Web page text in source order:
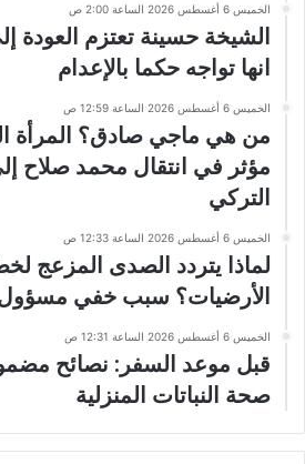
الخميس 6 أغسطس 2026 الساعة 2:00 ص
الشيخة حسينة تعتزم العودة
انها تواجه حكما بالإعدام
الخميس 6 أغسطس 2026 الساعة 12:59 ص
من هي ماجي صادق؟ المرأة
مؤثر في انتقال محمد صلاح
التركي
الخميس 6 أغسطس 2026 الساعة 12:33 ص
لماذا يتردد الصدى المزعج
الأرضيات؟ سبب خفي
الخميس 6 أغسطس 2026 الساعة 12:31 ص
قبل موعد السفر: نصائح
صحة النباتات المنزلية